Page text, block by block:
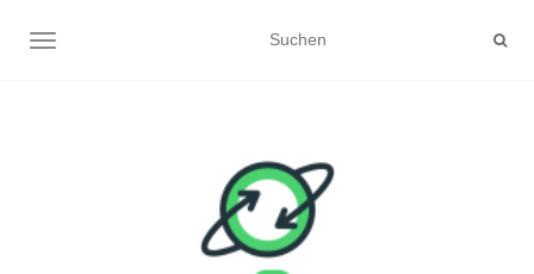
NAVIGATION UMSCHALTEN